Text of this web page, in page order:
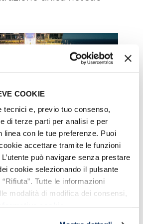
COOKIE
tecnici e, previo tuo consenso,
di terze parti per analisi e per
linea con le tue preferenze. Puoi
accettare tramite le funzioni
può navigare senza prestare
cookie selezionando il pulsante
Tutte le informazioni
modalità di modifica dei consensi,
- royalcarribean.com
NCL EPIC
della classifica una